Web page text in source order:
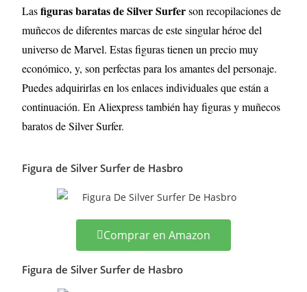
Lasfiguras baratas de Silver Surferson recopilaciones de
muñecos de diferentes marcas de este singular héroe del
universo de Marvel. Estas figuras tienen un precio muy
económico, y, son perfectas para los amantes del personaje.
Puedes adquirirlas en los enlaces individuales que están a
continuación. En Aliexpress también hay figuras y muñecos
baratos de Silver Surfer.
Figura de Silver Surfer de Hasbro
Comprar en Amazon
Figura de Silver Surfer de Hasbro